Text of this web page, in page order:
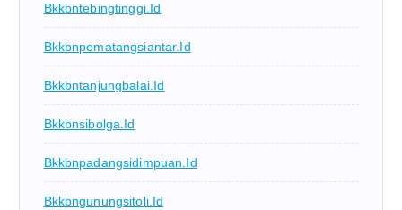
Bkkbntebingtinggi.id
Bkkbnpematangsiantar.id
Bkkbntanjungbalai.id
Bkkbnsibolga.id
Bkkbnpadangsidimpuan.id
Bkkbngunungsitoli.id